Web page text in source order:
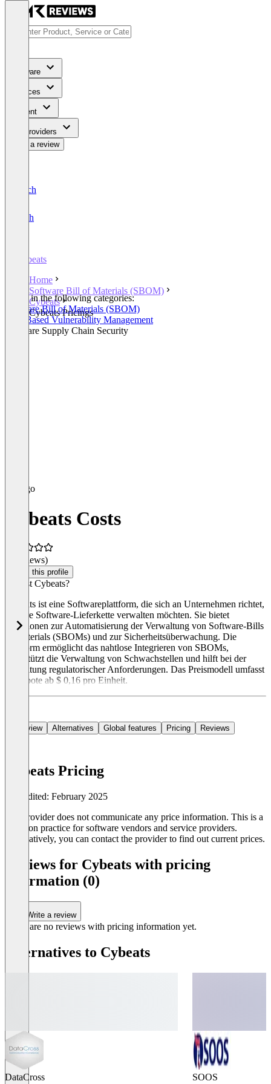
Software
Services
Content
For Providers
Write a review
Deutsch
English
Cybeats
Home
Software Bill of Materials (SBOM)
Cybeats
Cybeats Pricings
Listed in the following categories:
Software Bill of Materials (SBOM)
Risk-Based Vulnerability Management
Software Supply Chain Security
Cybeats Costs
(0 reviews)
Claim this profile
Was ist Cybeats?
Cybeats ist eine Softwareplattform, die sich an Unternehmen richtet,
die ihre Software-Lieferkette verwalten möchten. Sie bietet
Funktionen zur Automatisierung der Verwaltung von Software-Bills
of Materials (SBOMs) und zur Sicherheitsüberwachung. Die
Plattform ermöglicht das nahtlose Integrieren von SBOMs,
unterstützt die Verwaltung von Schwachstellen und hilft bei der
Einhaltung regulatorischer Anforderungen. Das Preismodell umfasst
Angebote ab $ 0,16 pro Einheit.
Overview Alternatives Global features Pricing Reviews
Cybeats Pricing
Last edited: February 2025
The provider does not communicate any price information. This is a
common practice for software vendors and service providers.
Alternatively, you can contact the provider to find out current prices.
Reviews for Cybeats with pricing
information (0)
Write a review
There are no reviews with pricing information yet.
Alternatives to Cybeats
DataCross SOOS